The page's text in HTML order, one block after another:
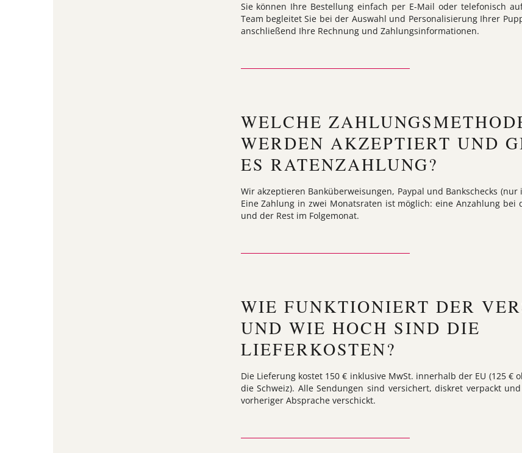
Sie können Ihre Bestellung einfach per E-Mail oder telefonisch
Team begleitet Sie bei der Auswahl und Personalisierung Ihrer
anschließend Ihre Rechnung und Zahlungsinformationen.
WELCHE
WERDEN AKZEPTIERT UND
ES RATENZAHLUNG?
Wir akzeptieren Banküberweisungen, Paypal und Bankschecks (nur
Eine Zahlung in zwei Monatsraten ist möglich: eine Anzahlung bei
und der Rest im Folgemonat.
WIE FUNKTIONIERT DER
UND WIE HOCH SIND DIE
LIEFERKOSTEN?
Die Lieferung kostet 150 € inklusive MwSt. innerhalb der EU (125 €
die Schweiz). Alle Sendungen sind versichert, diskret verpackt
vorheriger Absprache verschickt.